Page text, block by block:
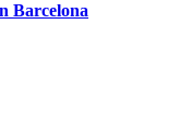
Barcelona